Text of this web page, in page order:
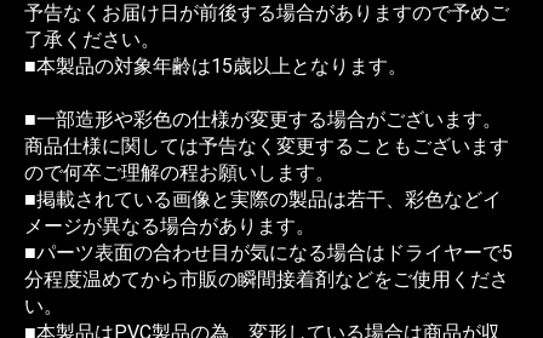
予告なくお届け日が前後する場合がありますので予めご
了承ください。
■本製品の対象年齢は15歳以上となります。
■一部造形や彩色の仕様が変更する場合がございます。
商品仕様に関しては予告なく変更することもございます
ので何卒ご理解の程お願いします。
■掲載されている画像と実際の製品は若干、彩色などイ
メージが異なる場合があります。
■パーツ表面の合わせ目が気になる場合はドライヤーで5
分程度温めてから市販の瞬間接着剤などをご使用くださ
い。
■本製品はPVC製品の為、変形している場合は商品が収